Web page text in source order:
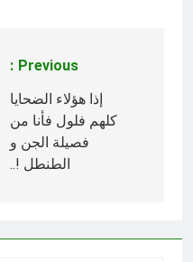
المقالات
Previous:
إذا هؤلاء الضحايا
كلهم فلول فأنا من
فصيلة الجن و
الطنطل !..